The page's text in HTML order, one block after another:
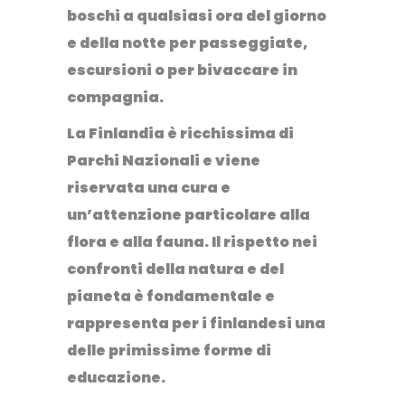
boschi a qualsiasi ora del giorno
e della notte per passeggiate,
escursioni o per bivaccare in
compagnia.
La Finlandia è ricchissima di
Parchi Nazionali e viene
riservata una cura e
un’attenzione particolare alla
flora e alla fauna. Il rispetto nei
confronti della natura e del
pianeta è fondamentale e
rappresenta per i finlandesi una
delle primissime forme di
educazione.